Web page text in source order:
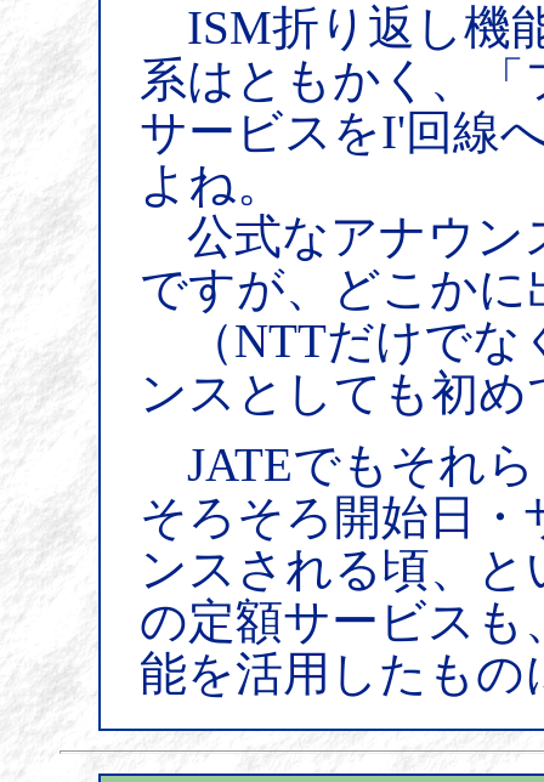
ISM折り返し機
系はともかく、
サービスをI'回線
よね。
公式なアナウン
ですが、どこか
（NTTだけでな
ンスとしても初
JATEでもそれ
そろそろ開始日
ンスされる頃、と
の定額サービスも
能を活用したも